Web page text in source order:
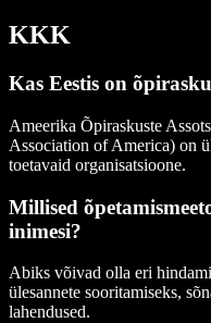
KKK
Kas Eestis on
Ameerika Õpiraskuste
Association of America) on
toetavaid organisatsioone.
Millised
inimesi?
Abiks võivad olla eri
ülesannete sooritamiseks,
lahendused.